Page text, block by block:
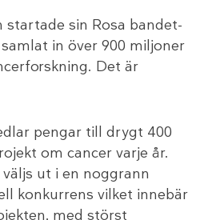
startade sin Rosa bandet-
in över 900 miljoner
Det är
pengar till drygt 400
om cancer varje år.
ut i en noggrann
konkurrens vilket innebär
med störst